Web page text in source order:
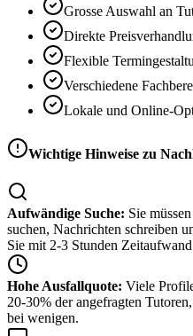
Grosse Auswahl an
Direkte
Flexible
Verschiedene
Lokale und Online-
Wichtige Hinweise zu
Aufwändige Suche: Sie
suchen, Nachrichten schreiben
Sie mit 2-3 Stunden
Hohe Ausfallquote: Viele
20-30% der angefragten
bei wenigen.